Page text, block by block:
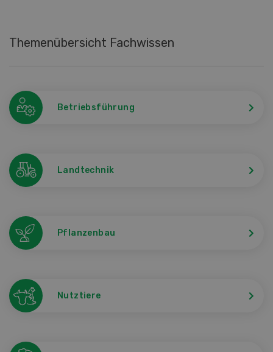
Themenübersicht Fachwissen
Betriebsführung
Landtechnik
Pflanzenbau
Nutztiere